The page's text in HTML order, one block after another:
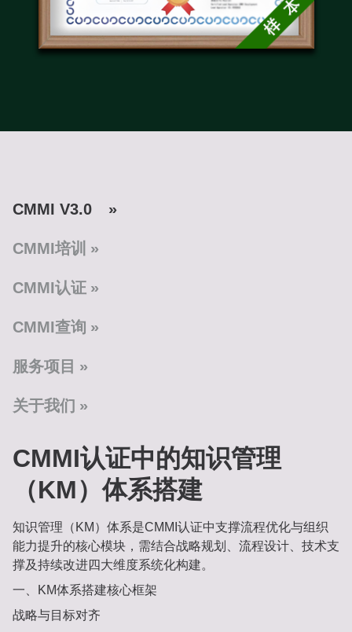
CMMI V3.0
CMMI培训
CMMI认证
CMMI查询
服务项目
关于我们
CMMI认证中的知识管理
（KM）体系搭建
知识管理（KM）体系是CMMI认证中支撑流程优化与组织
能力提升的核心模块，需结合战略规划、流程设计、技术支
撑及持续改进四大维度系统化构建。
一、KM体系搭建核心框架‌
战略与目标对齐‌